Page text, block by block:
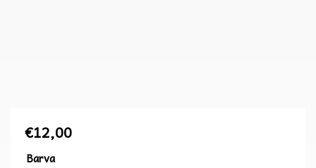
€12,00
Barva
Mini